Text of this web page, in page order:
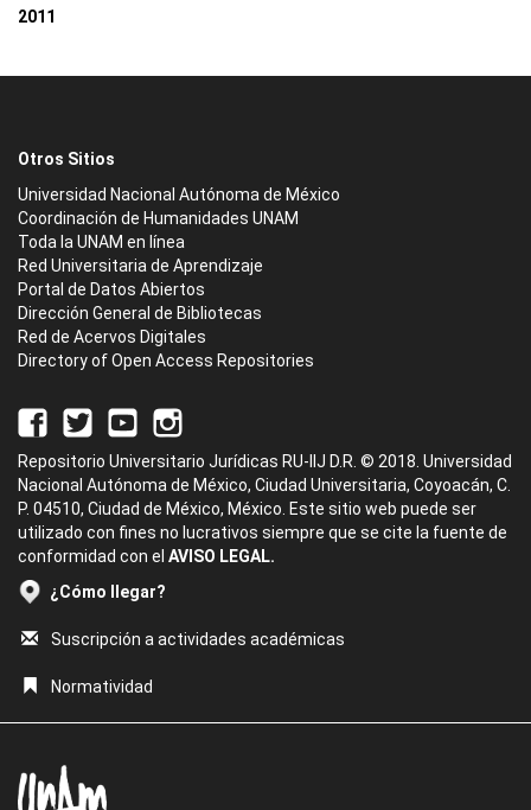
2011
Otros Sitios
Universidad Nacional Autónoma de México
Coordinación de Humanidades UNAM
Toda la UNAM en línea
Red Universitaria de Aprendizaje
Portal de Datos Abiertos
Dirección General de Bibliotecas
Red de Acervos Digitales
Directory of Open Access Repositories
Repositorio Universitario Jurídicas RU-IIJ D.R. © 2018. Universidad
Nacional Autónoma de México, Ciudad Universitaria, Coyoacán, C.
P. 04510, Ciudad de México, México. Este sitio web puede ser
utilizado con fines no lucrativos siempre que se cite la fuente de
conformidad con el AVISO LEGAL.
¿Cómo llegar?
Suscripción a actividades académicas
Normatividad